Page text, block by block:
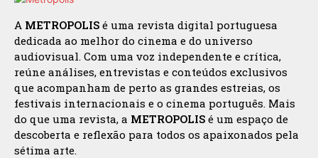
A METROPOLIS é uma revista digital portuguesa
dedicada ao melhor do cinema e do universo
audiovisual. Com uma voz independente e crítica,
reúne análises, entrevistas e conteúdos exclusivos
que acompanham de perto as grandes estreias, os
festivais internacionais e o cinema português. Mais
do que uma revista, a METROPOLIS é um espaço de
descoberta e reflexão para todos os apaixonados pela
sétima arte.